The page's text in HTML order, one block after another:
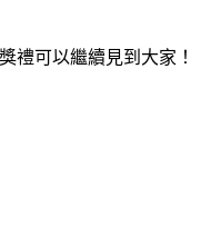
禮可以繼續見到大家！